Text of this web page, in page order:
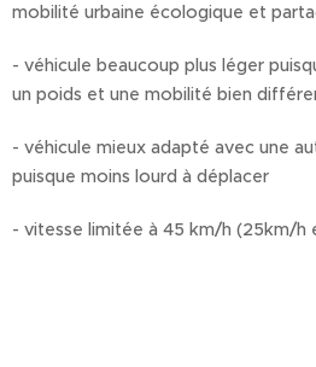
mobilité urbaine écologique et
- véhicule beaucoup plus léger
un poids et une mobilité bien
- véhicule mieux adapté avec une
puisque moins lourd à déplacer
- vitesse limitée à 45 km/h (25km/h